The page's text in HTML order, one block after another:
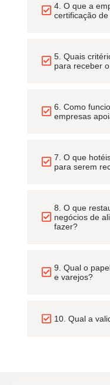
4. O que a
certificação
5. Quais
para receber
6. Como
empresas
7. O que
para serem
8. O que
negócios de
fazer?
9. Qual o
e varejos?
10. Qual a